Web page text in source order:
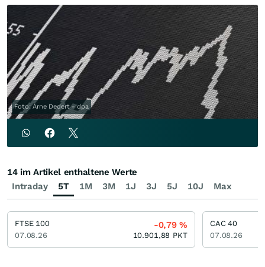
Foto: Arne Dedert - dpa
Intraday 5T 1M 3M 1J 3J 5J 10J Max
14 im Artikel enthaltene Werte
FTSE 100
07.08.26
-0,79%
10.901,88 PKT
CAC 40
07.08.26